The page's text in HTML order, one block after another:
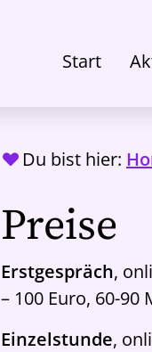
Start
Du bist hier:
Preise
Erstgespräch,
– 100 Euro, 60-90
Einzelstunde,